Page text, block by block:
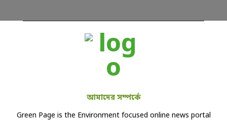
আমাদের সম্পর্কে
Green Page is the Environment focused online news portal